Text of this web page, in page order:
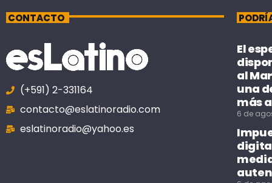
CONTACTO
(+591) 2-331164
contacto@eslatinoradio.com
eslatinoradio@yahoo.es
El
al
una
más
6 de